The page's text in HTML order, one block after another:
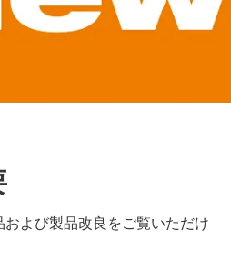
および製品改良をご覧いただけ